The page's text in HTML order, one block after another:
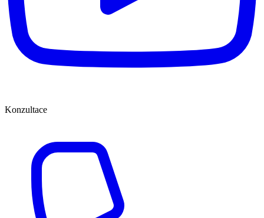
Konzultace